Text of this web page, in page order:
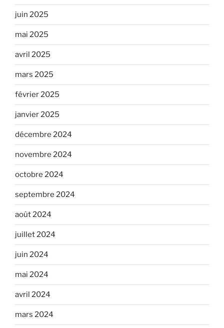
juin 2025
mai 2025
avril 2025
mars 2025
février 2025
janvier 2025
décembre 2024
novembre 2024
octobre 2024
septembre 2024
août 2024
juillet 2024
juin 2024
mai 2024
avril 2024
mars 2024